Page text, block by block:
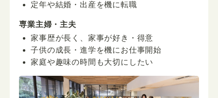
定年や結婚・出産を機に転職
専業主婦・主夫
家事歴が長く、家事が好き・得意
子供の成長・進学を機にお仕事開始
家庭や趣味の時間も大切にしたい